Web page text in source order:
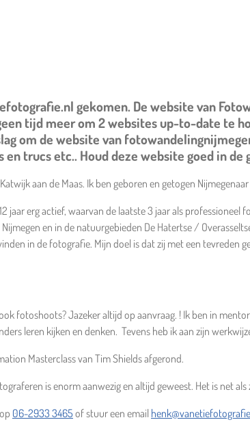
gekomen. De website van
tijd meer om 2 websites up-to-date te
om de website van
trucs etc.. Houd deze website goed in de
aan de Maas. Ik ben geboren en getogen
jaar erg actief, waarvan de laatste 3 jaar als
en in de natuurgebieden De Hatertse /
in de fotografie. Mijn doel is dat zij met een tevreden
fotoshoots? Jazeker altijd op aanvraag. ! Ik ben in
leren kijken en denken. Tevens heb ik aan zijn
Masterclass van Tim Shields afgerond.
is enorm aanwezig en altijd geweest. Het is net
06-2933 3465 of stuur een email